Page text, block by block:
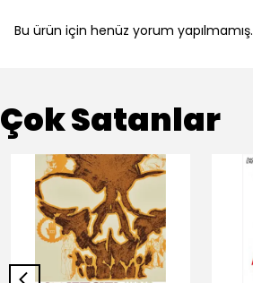
Bu ürün için henüz yorum yapılmamış.
Çok Satanlar